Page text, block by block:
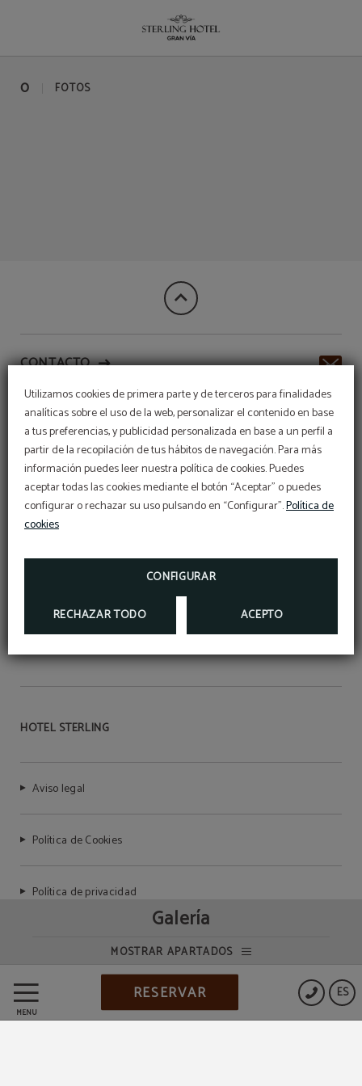
Utilizamos cookies de primera parte y de terceros para finalidades
analíticas sobre el uso de la web, personalizar el contenido en base
a tus preferencias, y publicidad personalizada en base a un perfil a
partir de la recopilación de tus hábitos de navegación. Para más
información puedes leer nuestra política de cookies. Puedes
aceptar todas las cookies mediante el botón “Aceptar” o puedes
configurar o rechazar su uso pulsando en “Configurar”.Política de
cookies
CONFIGURAR
RECHAZAR TODO ACEPTO
MENÚ
ES
RESERVAR
Galería
MOSTRAR APARTADOS
0 FOTOS
CONTACTO
SERVICIOS
HOTELES
HOTEL STERLING
Aviso legal
Política de Cookies
Política de privacidad
Powered by Keytel
Compra segura